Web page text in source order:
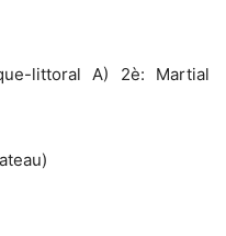
littoral A) 2è: Martial